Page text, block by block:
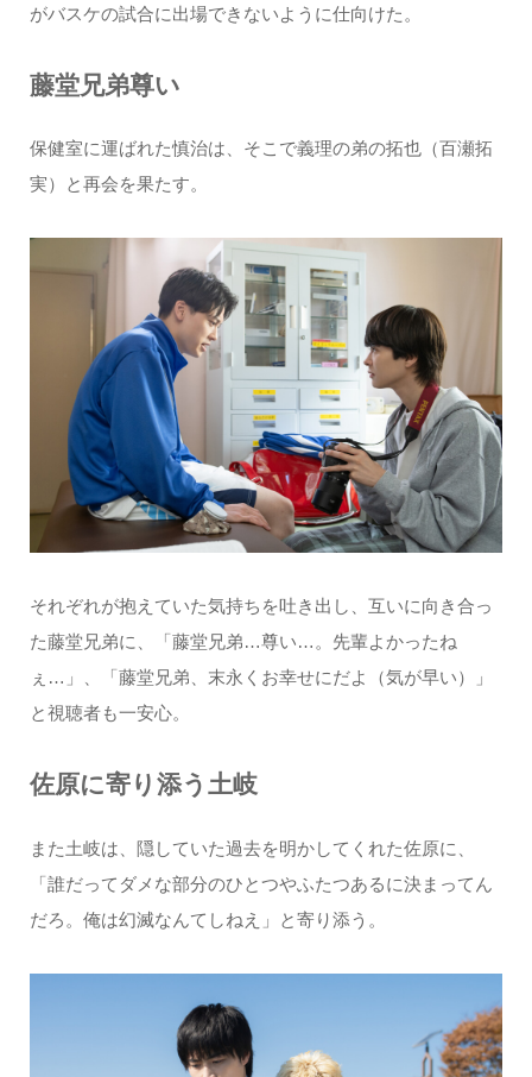
がバスケの試合に出場できないように仕向けた。
藤堂兄弟尊い
保健室に運ばれた慎治は、そこで義理の弟の拓也（百瀬拓
実）と再会を果たす。
それぞれが抱えていた気持ちを吐き出し、互いに向き合っ
た藤堂兄弟に、「藤堂兄弟…尊い…。先輩よかったね
ぇ…」、「藤堂兄弟、末永くお幸せにだよ（気が早い）」
と視聴者も一安心。
佐原に寄り添う土岐
また土岐は、隠していた過去を明かしてくれた佐原に、
「誰だってダメな部分のひとつやふたつあるに決まってん
だろ。俺は幻滅なんてしねえ」と寄り添う。